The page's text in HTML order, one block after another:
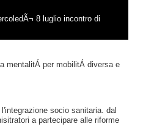
8 luglio incontro di
mentalitÁ per mobilitÁ diversa e
socio sanitaria. dal
a partecipare alle riforme